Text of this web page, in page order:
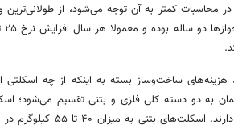
محاسبات کمتر به آن توجه می‌شود، از
ساخت‌وساز بسته به اینکه از چه اسکلتی
به دو دسته کلی فلزی و بتنی تقسیم می‌شود؛